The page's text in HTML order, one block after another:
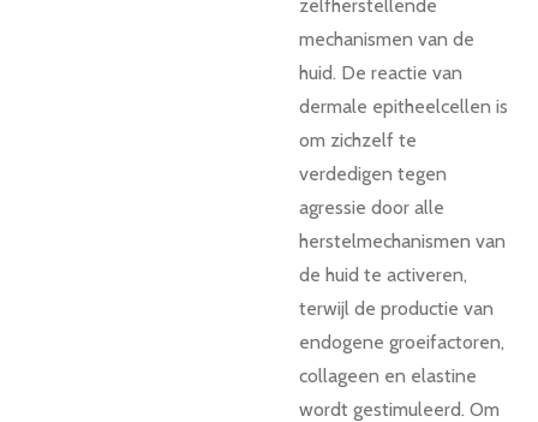
zelfherstellende
mechanismen van de
huid. De reactie van
dermale epitheelcellen is
om zichzelf te
verdedigen tegen
agressie door alle
herstelmechanismen van
de huid te activeren,
terwijl de productie van
endogene groeifactoren,
collageen en elastine
wordt gestimuleerd. Om